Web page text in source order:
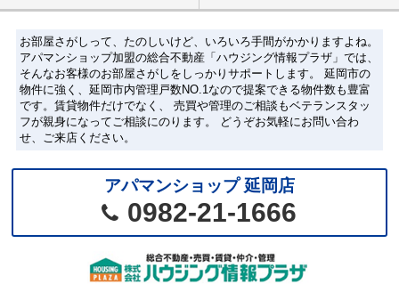
お部屋さがしって、たのしいけど、いろいろ手間がかかりますよね。
アパマンショップ加盟の総合不動産「ハウジング情報プラザ」では、
そんなお客様のお部屋さがしをしっかりサポートします。 延岡市の
物件に強く、延岡市内管理戸数NO.1なので提案できる物件数も豊富
です。賃貸物件だけでなく、 売買や管理のご相談もベテランスタッ
フが親身になってご相談にのります。 どうぞお気軽にお問い合わ
せ、ご来店ください。
アパマンショップ 延岡店
0982-21-1666